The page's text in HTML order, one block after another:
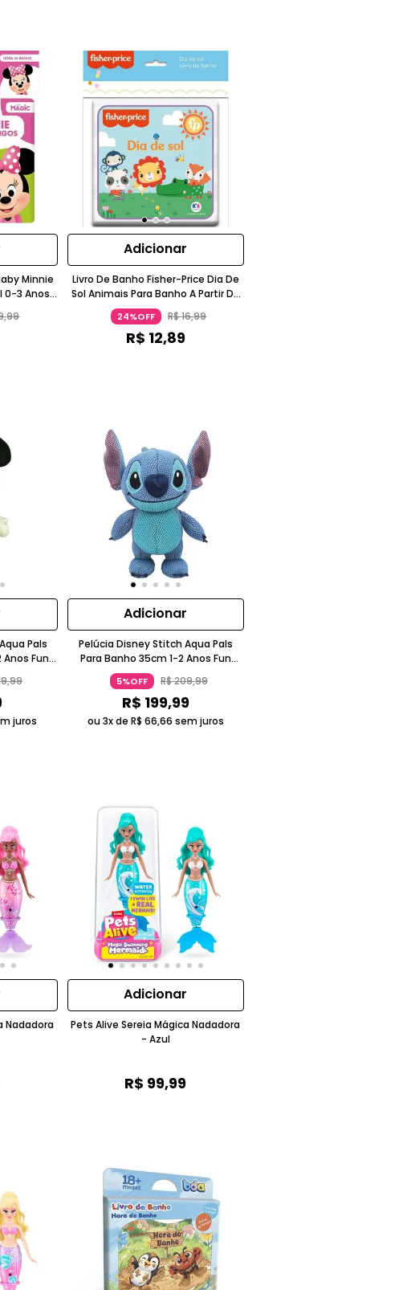
Minnie
0-3 Anos
,99
Adicionar
Livro De Banho Fisher-Price Dia De
Sol Animais Para Banho A Partir De
6 Meses Ciranda Cultural
24%OFF R$16,99
R$ 12,89
Pals
Anos Fun
,99
juros
Adicionar
Pelúcia Disney Stitch Aqua Pals
Para Banho 35cm 1-2 Anos Fun
Divirta Se
5%OFF R$209,99
R$ 199,99
ou 3x de R$ 66,66 sem juros
Nadadora
Adicionar
Pets Alive Sereia Mágica Nadadora
- Azul
R$ 99,99